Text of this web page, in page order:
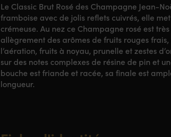
Le Classic Brut Rosé des Champagne Jean-
framboise avec de jolis reflets cuivrés, elle
crémeuse. Au nez ce Champagne rosé est
allègrement des arômes de fruits rouges
l’aération, fruits à noyau, prunelle et zestes
sur des notes complexes de résine de pin et
bouche est friande et racée, sa finale est
longueur.